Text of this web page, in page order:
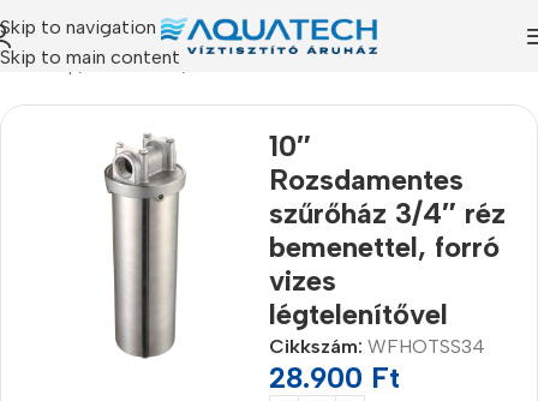
Skip to navigation
Skip to main content
Kezdőlap/Termékeink
10″
Rozsdamentes
szűrőház 3/4″ réz
bemenettel, forró
vizes
légtelenítővel
Cikkszám: WFHOTSS34
28.900 Ft